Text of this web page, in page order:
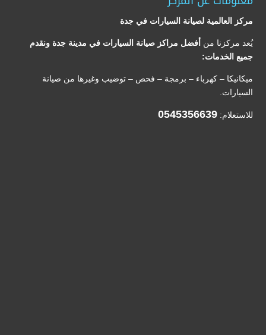
مركز العالمية لصيانة السيارات في جدة
يُعد مركزنا من أفضل مراكز صيانة السيارات في مدينة جدة ونقدم
جميع الخدمات:
ميكانيكا – كهرباء – برمجة – فحص – توضيب وغيرها من صيانة
السيارات.
للاستعلام: 0545356639